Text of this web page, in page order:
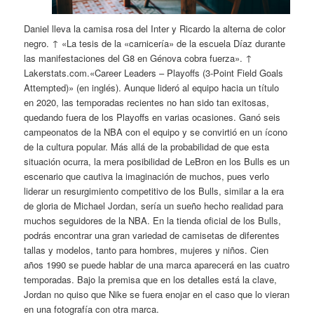
Daniel lleva la camisa rosa del Inter y Ricardo la alterna de color
negro. ↑ «La tesis de la «carnicería» de la escuela Díaz durante
las manifestaciones del G8 en Génova cobra fuerza». ↑
Lakerstats.com.«Career Leaders – Playoffs (3-Point Field Goals
Attempted)» (en inglés). Aunque lideró al equipo hacia un título
en 2020, las temporadas recientes no han sido tan exitosas,
quedando fuera de los Playoffs en varias ocasiones. Ganó seis
campeonatos de la NBA con el equipo y se convirtió en un ícono
de la cultura popular. Más allá de la probabilidad de que esta
situación ocurra, la mera posibilidad de LeBron en los Bulls es un
escenario que cautiva la imaginación de muchos, pues verlo
liderar un resurgimiento competitivo de los Bulls, similar a la era
de gloria de Michael Jordan, sería un sueño hecho realidad para
muchos seguidores de la NBA. En la tienda oficial de los Bulls,
podrás encontrar una gran variedad de camisetas de diferentes
tallas y modelos, tanto para hombres, mujeres y niños. Cien
años 1990 se puede hablar de una marca aparecerá en las cuatro
temporadas. Bajo la premisa que en los detalles está la clave,
Jordan no quiso que Nike se fuera enojar en el caso que lo vieran
en una fotografía con otra marca.